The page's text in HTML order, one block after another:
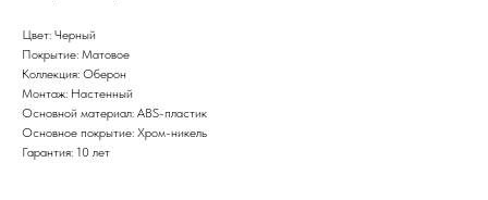
Цвет: Черный
Покрытие: Матовое
Коллекция: Оберон
Монтаж: Настенный
Основной материал: ABS-пластик
Основное покрытие: Хром-никель
Гарантия: 10 лет